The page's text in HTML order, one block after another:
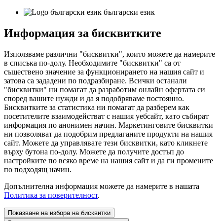
български език
Информация за бисквитките
Използваме различни "бисквитки", които можете да намерите
в списъка по-долу. Необходимите "бисквитки" са от
съществено значение за функционирането на нашия сайт и
затова са зададени по подразбиране. Всички останали
"бисквитки" ни помагат да разработим онлайн офертата си
според вашите нужди и да я подобряваме постоянно.
Бисквитките за статистика ни помагат да разберем как
посетителите взаимодействат с нашия уебсайт, като събират
информация по анонимен начин. Маркетинговите бисквитки
ни позволяват да подобрим предлаганите продукти на нашия
сайт. Можете да управлявате тези бисквитки, като кликнете
върху бутона по-долу. Можете да получите достъп до
настройките по всяко време на нашия сайт и да ги промените
по подходящ начин.
Допълнителна информация можете да намерите в нашата
Политика за поверителност.
Показване на избора на бисквитки